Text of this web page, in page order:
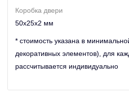
Коробка двери
50х25х2 мм
* стоимость указана в
декоративных элементов), для
рассчитывается индивидуально